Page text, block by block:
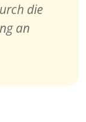
die
an